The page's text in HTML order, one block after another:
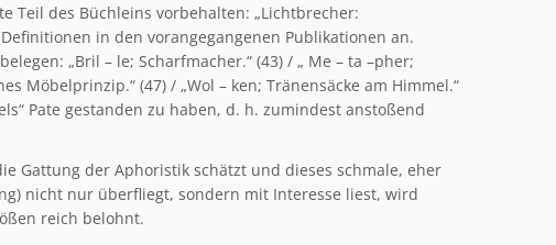
Teil des Büchleins vorbehalten: „Lichtbrecher:
in den vorangegangenen Publikationen an.
„Bril – le; Scharfmacher.“ (43) / „ Me – ta –pher;
Möbelprinzip.“ (47) / „Wol – ken; Tränensäcke am Himmel.“
Pate gestanden zu haben, d. h. zumindest anstoßend
Gattung der Aphoristik schätzt und dieses schmale, eher
nicht nur überfliegt, sondern mit Interesse liest, wird
reich belohnt.